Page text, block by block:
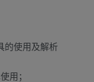
的使用及解析
用；